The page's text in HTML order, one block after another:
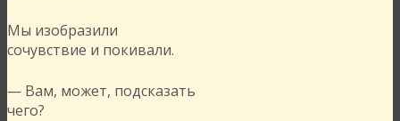
Мы изобразили
сочувствие и покивали.
— Вам, может, подсказать
чего?